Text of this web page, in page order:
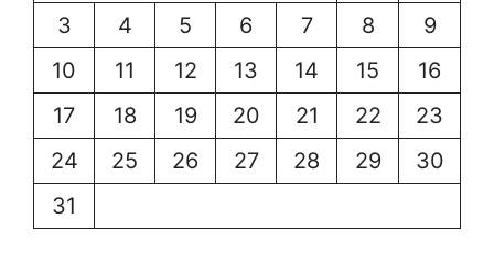
3
4 5 6 7 8
9
10
11 12 13 14 15
16
17
18 19 20 21 22
23
24
25 26 27 28 29
30
31